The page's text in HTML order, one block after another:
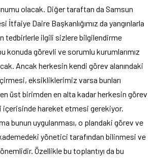
olacak. Diğer taraftan da Samsun
İtfaiye Daire Başkanlığımız da yangınlarla
tedbirlerle ilgili sizlere bilgilendirme
konuda görevli ve sorumlu kurumlarımız
Ancak herkesin kendi görev alanındaki
eksikliklerimiz varsa bunları
üst birimden en alta kadar herkesin görev
hareket etmesi gerekiyor.
bunun uygulanması, o plandaki görev ve
yönetici tarafından bilinmesi ve
Özellikle bu toplantıyı da bu